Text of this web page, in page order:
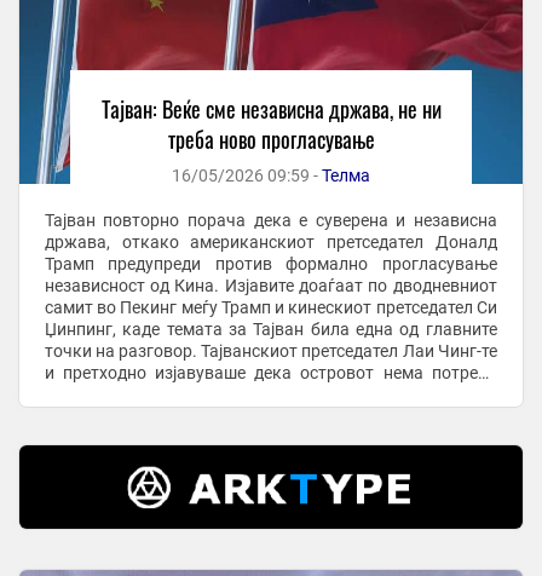
Tајван: Веќе сме независна држава, не ни
треба ново прогласување
16/05/2026 09:59 -Телма
Тајван повторно порача дека е суверена и независна
држава, откако американскиот претседател Доналд
Трамп предупреди против формално прогласување
независност од Кина. Изјавите доаѓаат по дводневниот
самит во Пекинг меѓу Трамп и кинескиот претседател Си
Џинпинг, каде темата за Тајван била една од главните
точки на разговор. Тајванскиот претседател Лаи Чинг-те
и претходно изјавуваше дека островот нема потреба